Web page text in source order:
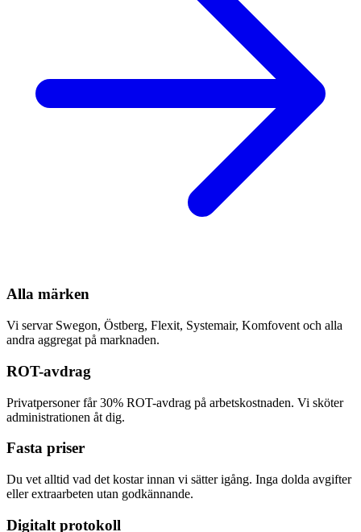
Alla märken
Vi servar Swegon, Östberg, Flexit, Systemair, Komfovent och alla
andra aggregat på marknaden.
ROT-avdrag
Privatpersoner får 30% ROT-avdrag på arbetskostnaden. Vi sköter
administrationen åt dig.
Fasta priser
Du vet alltid vad det kostar innan vi sätter igång. Inga dolda avgifter
eller extraarbeten utan godkännande.
Digitalt protokoll